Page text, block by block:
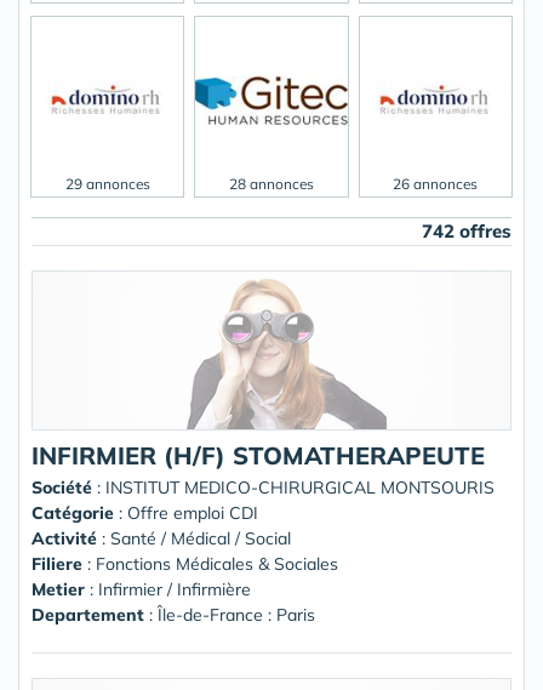
29 annonces 28 annonces 26 annonces
742 offres
INFIRMIER (H/F) STOMATHERAPEUTE
Société : INSTITUT MEDICO-CHIRURGICAL MONTSOURIS
Catégorie : Offre emploi CDI
Activité : Santé / Médical / Social
Filiere : Fonctions Médicales & Sociales
Metier : Infirmier / Infirmière
Departement : Île-de-France : Paris